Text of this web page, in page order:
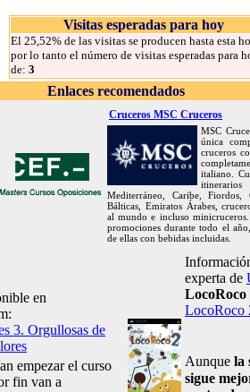
Visitas esperadas para hoy
El 25,52% de las visitas se producen hasta esta
por lo tanto el número de visitas esperadas para
de: 3
Enlaces recomendados
Cruceros MSC Cruceros
MSC
única
cruceros
italiano.
Mediterráneo, Caribe, Fiordos,
Bálticas, Emiratos Árabes,
al mundo e incluso
promociones durante todo el
de ellas con bebidas incluidas.
en
3. Orgullosas de
empezar el curso
fin van a
experta de
LocoRoco
LocoRoco
Aunque la
sigue